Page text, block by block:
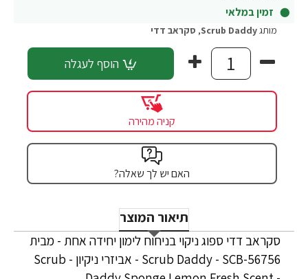
זמין במלאי
מותגScrub Daddy
, סקראב דדי
הוסף לעגלה
קניה מהירה
האם יש לך שאלה?
תיאור המוצר
סקראב דדי ספוג ניקוי בניחוח לימון יחידה אחת - מבית
Scrub Daddy - SCB-56756 - אביזרי ניקיון - Scrub